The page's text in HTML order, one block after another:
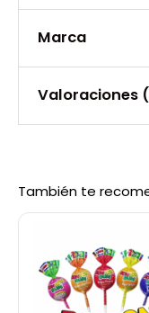
Marca
Marca
Frito Lay
Valoraciones
Sé el
Debes
También te